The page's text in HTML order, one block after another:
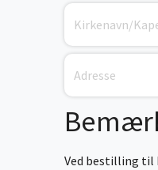
Ved bestilling til